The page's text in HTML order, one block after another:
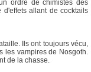
ordre de chimistes des
d'effets allant de cocktails
Ils ont toujours vécu,
les vampires de Nosgoth.
de la chasse.